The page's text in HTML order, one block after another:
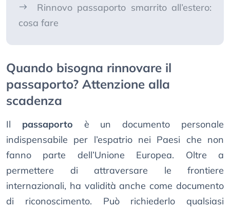
Rinnovo passaporto smarrito all’estero:
cosa fare
Quando bisogna rinnovare il
passaporto? Attenzione alla
scadenza
Il passaporto è un documento personale
indispensabile per l’espatrio nei Paesi che non
fanno parte dell’Unione Europea. Oltre a
permettere di attraversare le frontiere
internazionali, ha validità anche come documento
di riconoscimento. Può richiederlo qualsiasi